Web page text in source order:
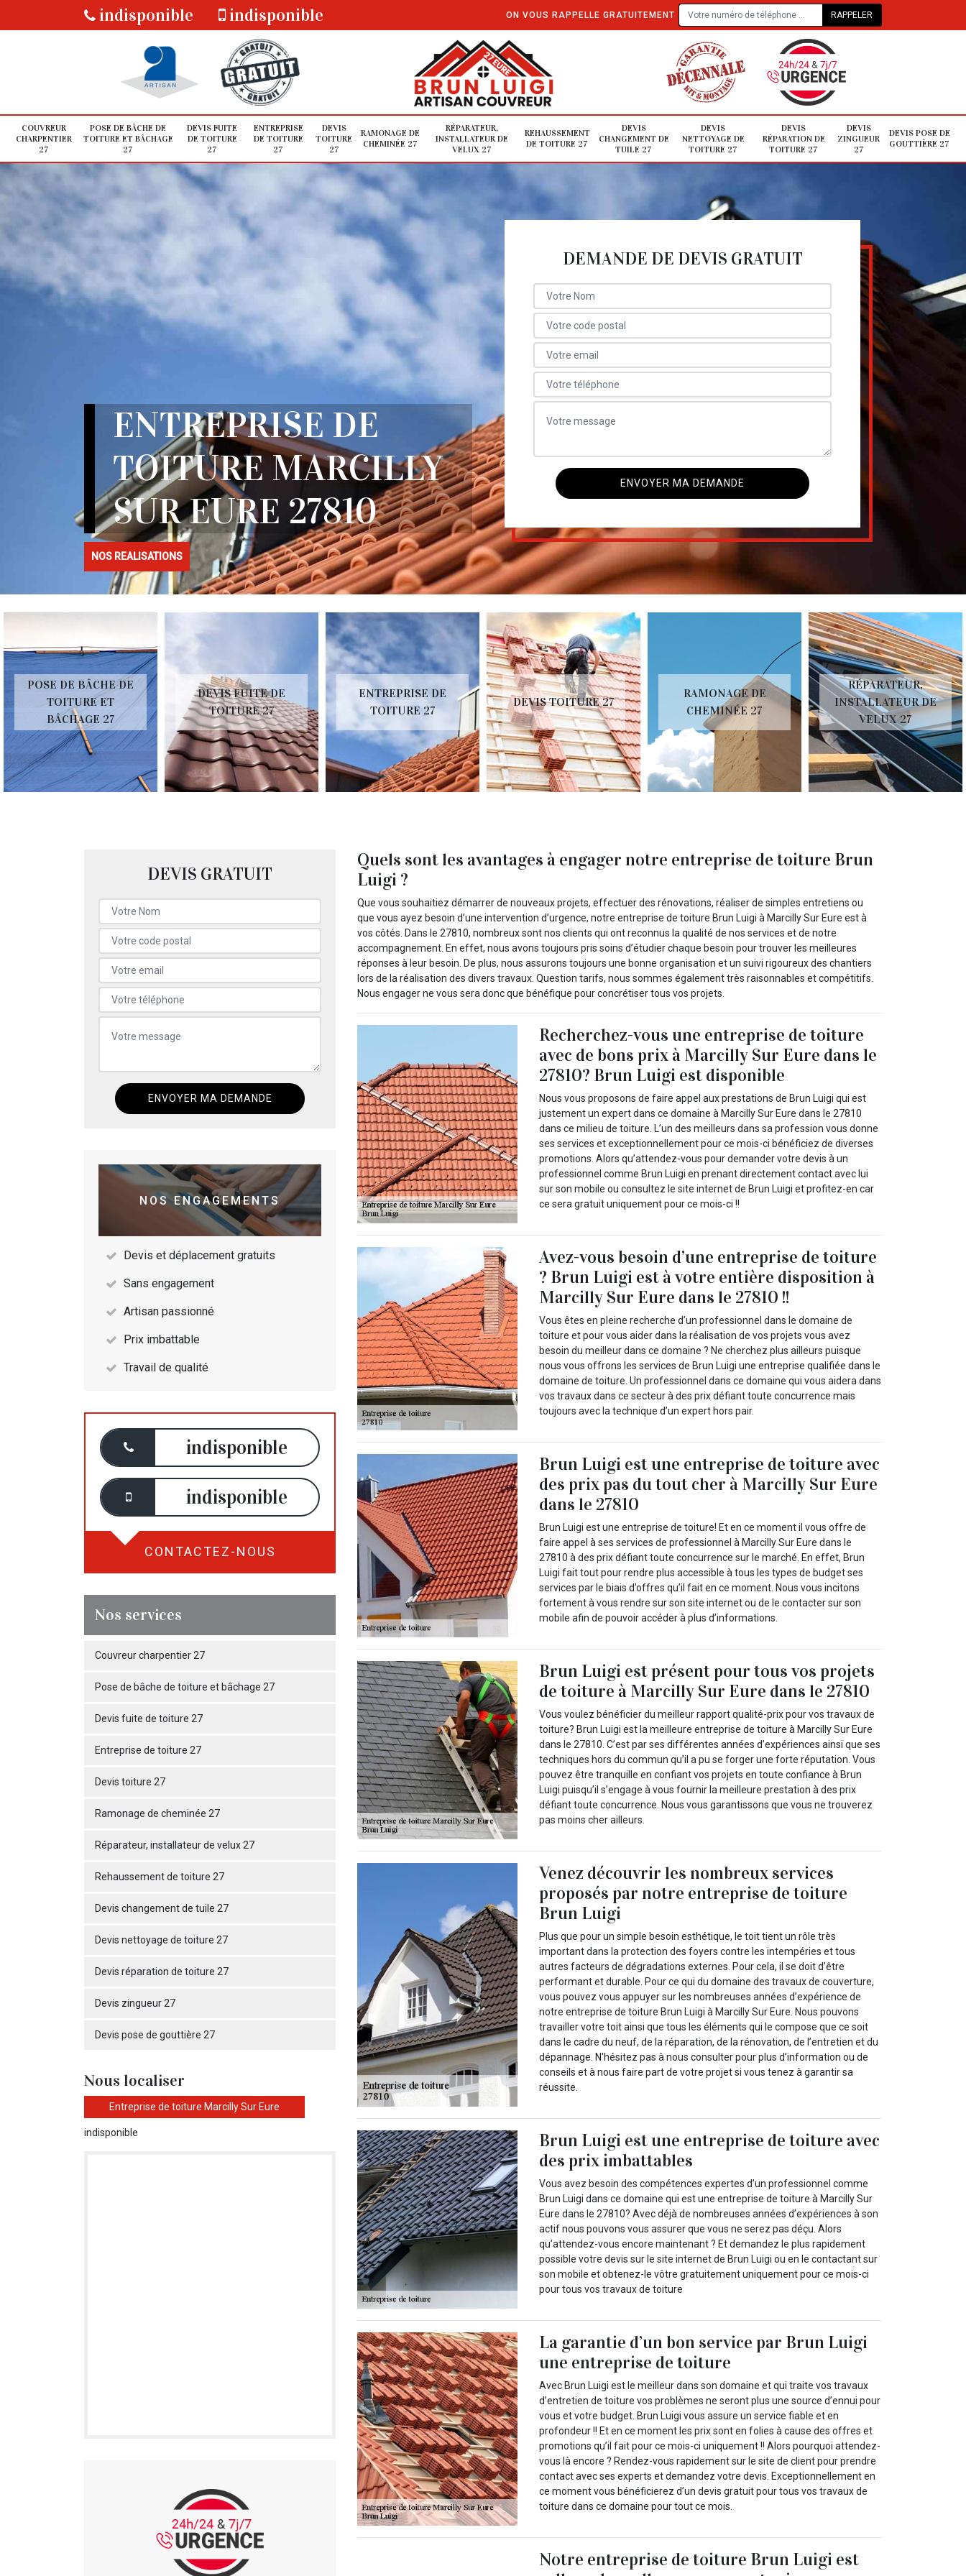
indisponible indisponible ON VOUS RAPPELLE GRATUITEMENT
COUVREUR
CHARPENTIER
27
POSE DE BÂCHE DE
TOITURE ET BÂCHAGE
27
DEVIS FUITE
DE TOITURE
27
ENTREPRISE
DE TOITURE
27
DEVIS
TOITURE
27
RAMONAGE DE
CHEMINÉE 27
RÉPARATEUR,
INSTALLATEUR DE
VELUX 27
REHAUSSEMENT
DE TOITURE 27
DEVIS
CHANGEMENT DE
TUILE 27
DEVIS
NETTOYAGE DE
TOITURE 27
DEVIS
RÉPARATION DE
TOITURE 27
DEVIS
ZINGUEUR
27
DEVIS POSE DE
GOUTTIÈRE 27
ENTREPRISE DE
TOITURE MARCILLY
SUR EURE 27810
NOS REALISATIONS
DEMANDE DE DEVIS GRATUIT
POSE DE BÂCHE DE
TOITURE ET
BÂCHAGE 27
DEVIS FUITE DE
TOITURE 27
ENTREPRISE DE
TOITURE 27
DEVIS TOITURE 27
RAMONAGE DE
CHEMINÉE 27
RÉPARATEUR,
INSTALLATEUR DE
VELUX 27
DEVIS GRATUIT
NOS ENGAGEMENTS
Devis et déplacement gratuits
Sans engagement
Artisan passionné
Prix imbattable
Travail de qualité
indisponible
indisponible
CONTACTEZ-NOUS
Nos services
Couvreur charpentier 27
Pose de bâche de toiture et bâchage 27
Devis fuite de toiture 27
Entreprise de toiture 27
Devis toiture 27
Ramonage de cheminée 27
Réparateur, installateur de velux 27
Rehaussement de toiture 27
Devis changement de tuile 27
Devis nettoyage de toiture 27
Devis réparation de toiture 27
Devis zingueur 27
Devis pose de gouttière 27
Nous localiser
Entreprise de toiture Marcilly Sur Eure
indisponible
Quels sont les avantages à engager notre entreprise de toiture Brun
Luigi ?
Que vous souhaitiez démarrer de nouveaux projets, effectuer des rénovations, réaliser de simples entretiens ou
que vous ayez besoin d’une intervention d’urgence, notre entreprise de toiture Brun Luigi à Marcilly Sur Eure est à
vos côtés. Dans le 27810, nombreux sont nos clients qui ont reconnus la qualité de nos services et de notre
accompagnement. En effet, nous avons toujours pris soins d’étudier chaque besoin pour trouver les meilleures
réponses à leur besoin. De plus, nous assurons toujours une bonne organisation et un suivi rigoureux des chantiers
lors de la réalisation des divers travaux. Question tarifs, nous sommes également très raisonnables et compétitifs.
Nous engager ne vous sera donc que bénéfique pour concrétiser tous vos projets.
Recherchez-vous une entreprise de toiture
avec de bons prix à Marcilly Sur Eure dans le
27810? Brun Luigi est disponible
Nous vous proposons de faire appel aux prestations de Brun Luigi qui est
justement un expert dans ce domaine à Marcilly Sur Eure dans le 27810
dans ce milieu de toiture. L’un des meilleurs dans sa profession vous donne
ses services et exceptionnellement pour ce mois-ci bénéficiez de diverses
promotions. Alors qu’attendez-vous pour demander votre devis à un
professionnel comme Brun Luigi en prenant directement contact avec lui
sur son mobile ou consultez le site internet de Brun Luigi et profitez-en car
ce sera gratuit uniquement pour ce mois-ci !!
Avez-vous besoin d’une entreprise de toiture
? Brun Luigi est à votre entière disposition à
Marcilly Sur Eure dans le 27810 !!
Vous êtes en pleine recherche d’un professionnel dans le domaine de
toiture et pour vous aider dans la réalisation de vos projets vous avez
besoin du meilleur dans ce domaine ? Ne cherchez plus ailleurs puisque
nous vous offrons les services de Brun Luigi une entreprise qualifiée dans le
domaine de toiture. Un professionnel dans ce domaine qui vous aidera dans
vos travaux dans ce secteur à des prix défiant toute concurrence mais
toujours avec la technique d’un expert hors pair.
Brun Luigi est une entreprise de toiture avec
des prix pas du tout cher à Marcilly Sur Eure
dans le 27810
Brun Luigi est une entreprise de toiture! Et en ce moment il vous offre de
faire appel à ses services de professionnel à Marcilly Sur Eure dans le
27810 à des prix défiant toute concurrence sur le marché. En effet, Brun
Luigi fait tout pour rendre plus accessible à tous les types de budget ses
services par le biais d’offres qu’il fait en ce moment. Nous vous incitons
fortement à vous rendre sur son site internet ou de le contacter sur son
mobile afin de pouvoir accéder à plus d’informations.
Brun Luigi est présent pour tous vos projets
de toiture à Marcilly Sur Eure dans le 27810
Vous voulez bénéficier du meilleur rapport qualité-prix pour vos travaux de
toiture? Brun Luigi est la meilleure entreprise de toiture à Marcilly Sur Eure
dans le 27810. C’est par ses différentes années d’expériences ainsi que ses
techniques hors du commun qu’il a pu se forger une forte réputation. Vous
pouvez être tranquille en confiant vos projets en toute confiance à Brun
Luigi puisqu’il s’engage à vous fournir la meilleure prestation à des prix
défiant toute concurrence. Nous vous garantissons que vous ne trouverez
pas moins cher ailleurs.
Venez découvrir les nombreux services
proposés par notre entreprise de toiture
Brun Luigi
Plus que pour un simple besoin esthétique, le toit tient un rôle très
important dans la protection des foyers contre les intempéries et tous
autres facteurs de dégradations externes. Pour cela, il se doit d’être
performant et durable. Pour ce qui du domaine des travaux de couverture,
vous pouvez vous appuyer sur les nombreuses années d’expérience de
notre entreprise de toiture Brun Luigi à Marcilly Sur Eure. Nous pouvons
travailler votre toit ainsi que tous les éléments qui le compose que ce soit
dans le cadre du neuf, de la réparation, de la rénovation, de l’entretien et du
dépannage. N'hésitez pas à nous consulter pour plus d’information ou de
conseils et à nous faire part de votre projet si vous tenez à garantir sa
réussite.
Brun Luigi est une entreprise de toiture avec
des prix imbattables
Vous avez besoin des compétences expertes d’un professionnel comme
Brun Luigi dans ce domaine qui est une entreprise de toiture à Marcilly Sur
Eure dans le 27810? Avec déjà de nombreuses années d’expériences à son
actif nous pouvons vous assurer que vous ne serez pas déçu. Alors
qu’attendez-vous encore maintenant ? Et demandez le plus rapidement
possible votre devis sur le site internet de Brun Luigi ou en le contactant sur
son mobile et obtenez-le vôtre gratuitement uniquement pour ce mois-ci
pour tous vos travaux de toiture
La garantie d’un bon service par Brun Luigi
une entreprise de toiture
Avec Brun Luigi est le meilleur dans son domaine et qui traite vos travaux
d’entretien de toiture vos problèmes ne seront plus une source d’ennui pour
vous et votre budget. Brun Luigi vous assure un service fiable et en
profondeur !! Et en ce moment les prix sont en folies à cause des offres et
promotions qu’il fait pour ce mois-ci uniquement !! Alors pourquoi attendez-
vous là encore ? Rendez-vous rapidement sur le site de client pour prendre
contact avec ses experts et demandez votre devis. Exceptionnellement en
ce moment vous bénéficierez d’un devis gratuit pour tous vos travaux de
toiture dans ce domaine pour tout ce mois.
Notre entreprise de toiture Brun Luigi est